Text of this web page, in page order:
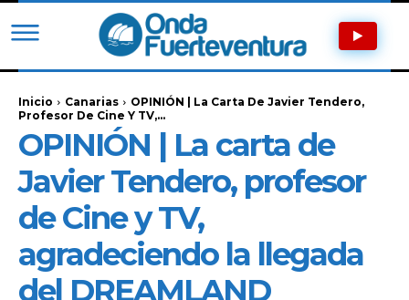
Inicio Canarias
OPINIÓN | La Carta De Javier Tendero,
Profesor De Cine Y TV,...
OPINIÓN | La carta de
Javier Tendero, profesor
de Cine y TV,
agradeciendo la llegada
del DREAMLAND